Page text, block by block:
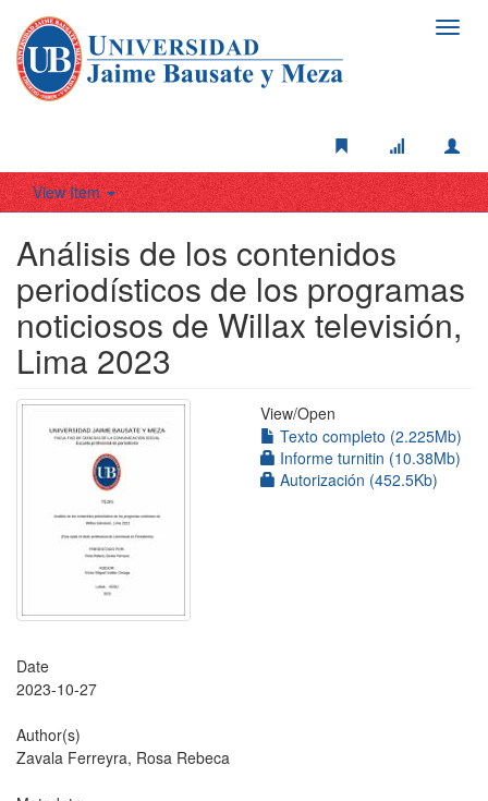
View Item
Análisis de los contenidos
periodísticos de los programas
noticiosos de Willax televisión,
Lima 2023
View/Open
Texto completo (2.225Mb)
Informe turnitin (10.38Mb)
Autorización (452.5Kb)
Date
2023-10-27
Author(s)
Zavala Ferreyra, Rosa Rebeca